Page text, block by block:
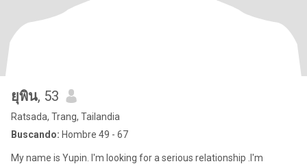
ยุพิน, 53
Ratsada, Trang, Tailandia
Buscando: Hombre 49 - 67
My name is Yupin. I'm looking for a serious relationship .I'm